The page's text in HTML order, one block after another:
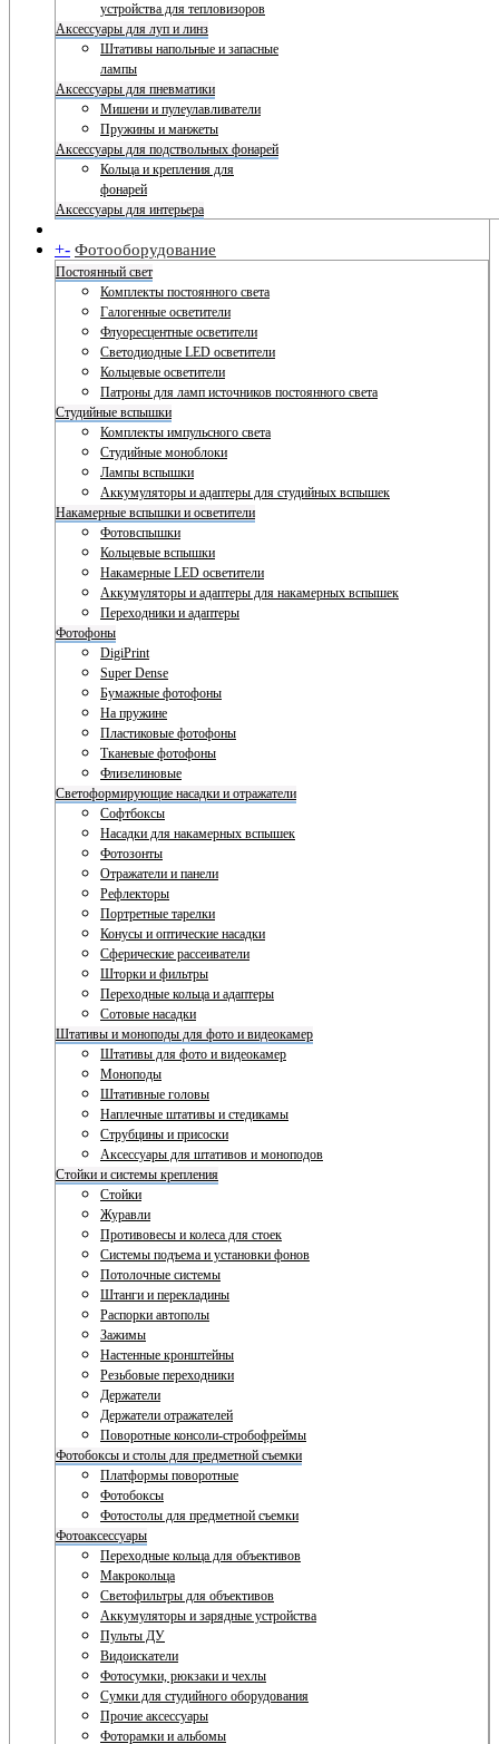
устройства для тепловизоров
Аксессуары для луп и линз
Штативы напольные и запасные
лампы
Аксессуары для пневматики
Мишени и пулеулавливатели
Пружины и манжеты
Аксессуары для подствольных фонарей
Кольца и крепления для
фонарей
Аксессуары для интерьера
+- Фотооборудование
Постоянный свет
Комплекты постоянного света
Галогенные осветители
Флуоресцентные осветители
Светодиодные LED осветители
Кольцевые осветители
Патроны для ламп источников постоянного света
Студийные вспышки
Комплекты импульсного света
Студийные моноблоки
Лампы вспышки
Аккумуляторы и адаптеры для студийных вспышек
Накамерные вспышки и осветители
Фотовспышки
Кольцевые вспышки
Накамерные LED осветители
Аккумуляторы и адаптеры для накамерных вспышек
Переходники и адаптеры
Фотофоны
DigiPrint
Super Dense
Бумажные фотофоны
На пружине
Пластиковые фотофоны
Тканевые фотофоны
Флизелиновые
Светоформирующие насадки и отражатели
Софтбоксы
Насадки для накамерных вспышек
Фотозонты
Отражатели и панели
Рефлекторы
Портретные тарелки
Конусы и оптические насадки
Сферические рассеиватели
Шторки и фильтры
Переходные кольца и адаптеры
Сотовые насадки
Штативы и моноподы для фото и видеокамер
Штативы для фото и видеокамер
Моноподы
Штативные головы
Наплечные штативы и стедикамы
Струбцины и присоски
Аксессуары для штативов и моноподов
Стойки и системы крепления
Стойки
Журавли
Противовесы и колеса для стоек
Системы подъема и установки фонов
Потолочные системы
Штанги и перекладины
Распорки автополы
Зажимы
Настенные кронштейны
Резьбовые переходники
Держатели
Держатели отражателей
Поворотные консоли-стробофреймы
Фотобоксы и столы для предметной съемки
Платформы поворотные
Фотобоксы
Фотостолы для предметной съемки
Фотоаксессуары
Переходные кольца для объективов
Макрокольца
Светофильтры для объективов
Аккумуляторы и зарядные устройства
Пульты ДУ
Видоискатели
Фотосумки, рюкзаки и чехлы
Сумки для студийного оборудования
Прочие аксессуары
Фоторамки и альбомы